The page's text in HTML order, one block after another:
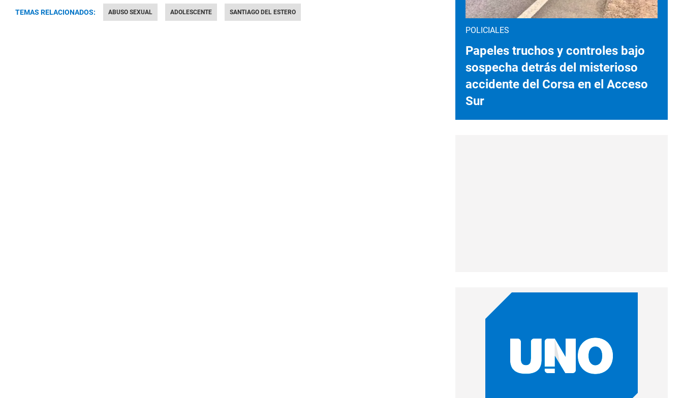
TEMAS RELACIONADOS: ABUSO SEXUAL ADOLESCENTE SANTIAGO DEL ESTERO
POLICIALES
Papeles truchos y controles bajo
sospecha detrás del misterioso
accidente del Corsa en el Acceso
Sur